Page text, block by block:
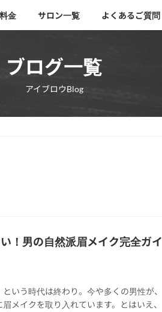
金 サロン一覧 よくあるご質問
ブログ一覧
アイブロウBlog
！男の自然派眉メイク完全ガイ
いう時代は終わり。今や多くの男性が、
メイクを取り入れています。とはいえ、